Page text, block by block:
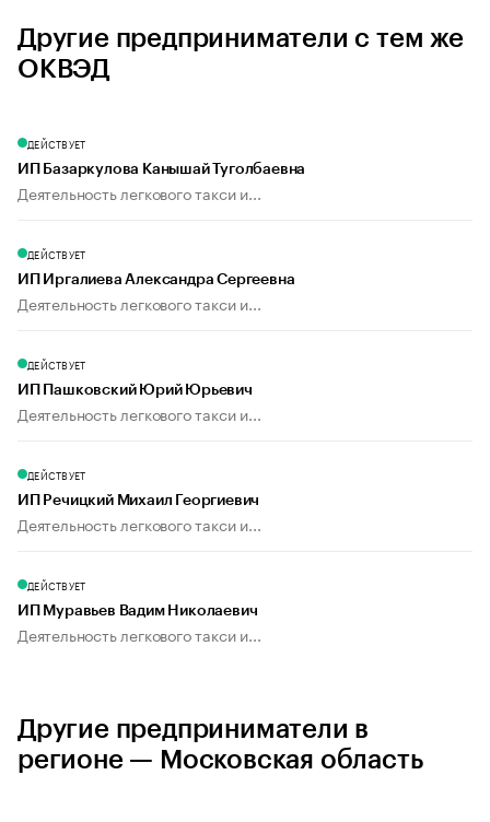
Другие предприниматели с тем же
ОКВЭД
ДЕЙСТВУЕТ
ИП Базаркулова Канышай Туголбаевна
Деятельность легкового такси и...
ДЕЙСТВУЕТ
ИП Иргалиева Александра Сергеевна
Деятельность легкового такси и...
ДЕЙСТВУЕТ
ИП Пашковский Юрий Юрьевич
Деятельность легкового такси и...
ДЕЙСТВУЕТ
ИП Речицкий Михаил Георгиевич
Деятельность легкового такси и...
ДЕЙСТВУЕТ
ИП Муравьев Вадим Николаевич
Деятельность легкового такси и...
Другие предприниматели в
регионе — Московская область